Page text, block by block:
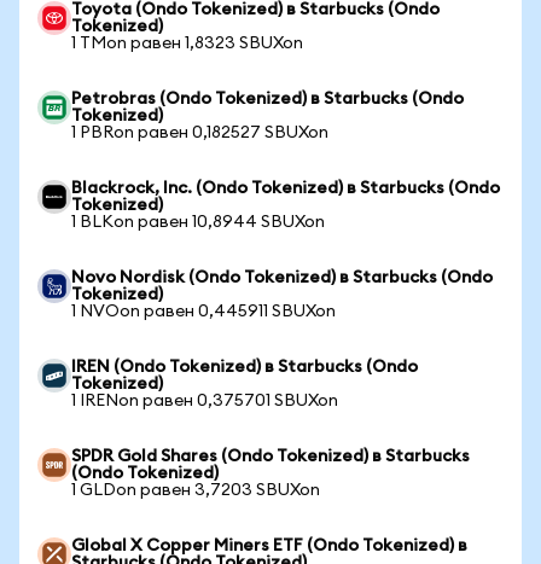
Toyota (Ondo Tokenized) в Starbucks (Ondo
Tokenized)
1 TMon равен 1,8323 SBUXon
Petrobras (Ondo Tokenized) в Starbucks (Ondo
Tokenized)
1 PBRon равен 0,182527 SBUXon
Blackrock, Inc. (Ondo Tokenized) в Starbucks (Ondo
Tokenized)
1 BLKon равен 10,8944 SBUXon
Novo Nordisk (Ondo Tokenized) в Starbucks (Ondo
Tokenized)
1 NVOon равен 0,445911 SBUXon
IREN (Ondo Tokenized) в Starbucks (Ondo
Tokenized)
1 IRENon равен 0,375701 SBUXon
SPDR Gold Shares (Ondo Tokenized) в Starbucks
(Ondo Tokenized)
1 GLDon равен 3,7203 SBUXon
Global X Copper Miners ETF (Ondo Tokenized) в